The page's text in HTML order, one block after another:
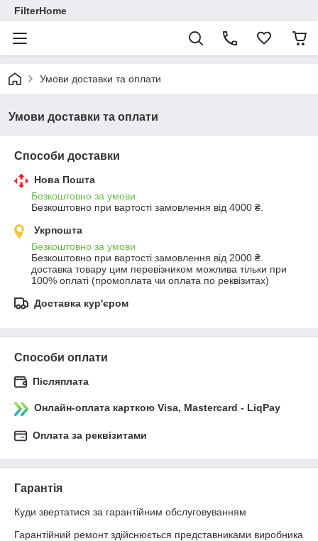
FilterHome
Умови доставки та оплати
Умови доставки та оплати
Способи доставки
Нова Пошта
Безкоштовно за умови
Безкоштовно при вартості замовлення від 4000 ₴.
Укрпошта
Безкоштовно за умови
Безкоштовно при вартості замовлення від 2000 ₴.
доставка товару цим перевізником можлива тільки при
100% оплаті (промоплата чи оплата по реквізитах)
Доставка кур'єром
Способи оплати
Післяплата
Онлайн-оплата карткою Visa, Mastercard - LiqPay
Оплата за реквізитами
Гарантія
Куди звертатися за гарантійним обслуговуванням
Гарантійний ремонт здійснюється представниками виробника